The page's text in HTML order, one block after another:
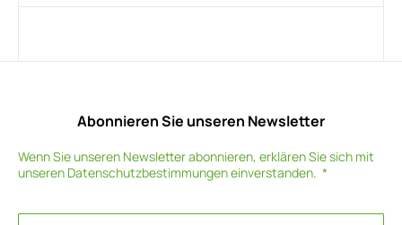
Abonnieren Sie unseren Newsletter
Wenn Sie unseren Newsletter abonnieren, erklären Sie sich mit
unseren Datenschutzbestimmungeneinverstanden.